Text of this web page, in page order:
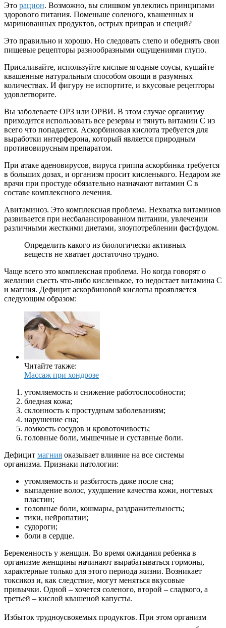
Это рацион. Возможно, вы слишком увлеклись принципами
здорового питания. Поменьше соленого, квашенных и
маринованных продуктов, острых приправ и специй?
Это правильно и хорошо. Но следовать слепо и обеднять свои
пищевые рецепторы разнообразными ощущениями глупо.
Присаливайте, используйте кислые ягодные соусы, кушайте
квашенные натуральным способом овощи в разумных
количествах. И фигуру не испортите, и вкусовые рецепторы
удовлетворите.
Вы заболеваете ОРЗ или ОРВИ. В этом случае организму
приходится использовать все резервы и тянуть витамин С из
всего что попадается. Аскорбиновая кислота требуется для
выработки интерферона, который является природным
противовирусным препаратом.
При атаке аденовирусов, вируса гриппа аскорбинка требуется
в больших дозах, и организм просит кисленького. Недаром же
врачи при простуде обязательно назначают витамин С в
составе комплексного лечения.
Авитаминоз. Это комплексная проблема. Нехватка витаминов
развивается при несбалансированном питании, увлечении
различными жесткими диетами, злоупотреблении фастфудом.
Определить какого из биологически активных
веществ не хватает достаточно трудно.
Чаще всего это комплексная проблема. Но когда говорят о
желании съесть что-либо кисленькое, то недостает витамина С
и магния. Дефицит аскорбиновой кислоты проявляется
следующим образом:
Читайте также:
Массаж при хондрозе
утомляемость и снижение работоспособности;
бледная кожа;
склонность к простудным заболеваниям;
нарушение сна;
ломкость сосудов и кровоточивость;
головные боли, мышечные и суставные боли.
Дефицит магния оказывает влияние на все системы
организма. Признаки патологии:
утомляемость и разбитость даже после сна;
выпадение волос, ухудшение качества кожи, ногтевых
пластин;
головные боли, кошмары, раздражительность;
тики, нейропатии;
судороги;
боли в сердце.
Беременность у женщин. Во время ожидания ребенка в
организме женщины начинают вырабатываться гормоны,
характерные только для этого периода жизни. Возникает
токсикоз и, как следствие, могут меняться вкусовые
привычки. Одной – хочется соленого, второй – сладкого, а
третьей – кислой квашеной капусты.
Избыток трудноусвояемых продуктов. При этом организм